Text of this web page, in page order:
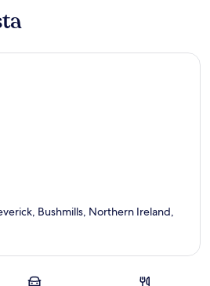
Bushmills, Northern Ireland,